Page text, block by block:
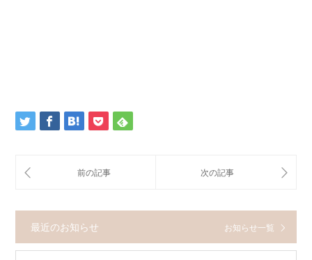
最近のお知らせ お知らせ一覧